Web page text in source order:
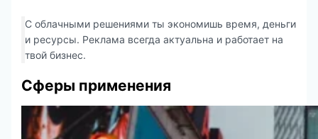
С облачными решениями ты экономишь время, деньги
и ресурсы. Реклама всегда актуальна и работает на
твой бизнес.
Сферы применения